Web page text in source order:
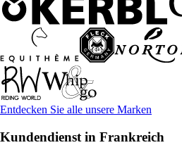
Entdecken Sie alle unsere Marken
Kundendienst in Frankreich